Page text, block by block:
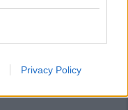
Privacy Policy